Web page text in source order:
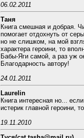
06.02.2011
Таня
Книга смешная и добрая.
помогает отдохнуть от
но не слишком, на мой
характера героини, то
Бабы-Яги самой, а раз уж
Благодарность автору!
24.01.2011
Laurelin
Книга интересная но...
истерик главной
19.11.2010